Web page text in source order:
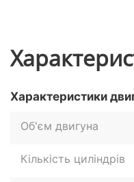
Сучасний
Цей стильний
надійним
куб. см. Силовий
характеристики:
Характеристики
Об'єм двигуна
Кількість циліндрів